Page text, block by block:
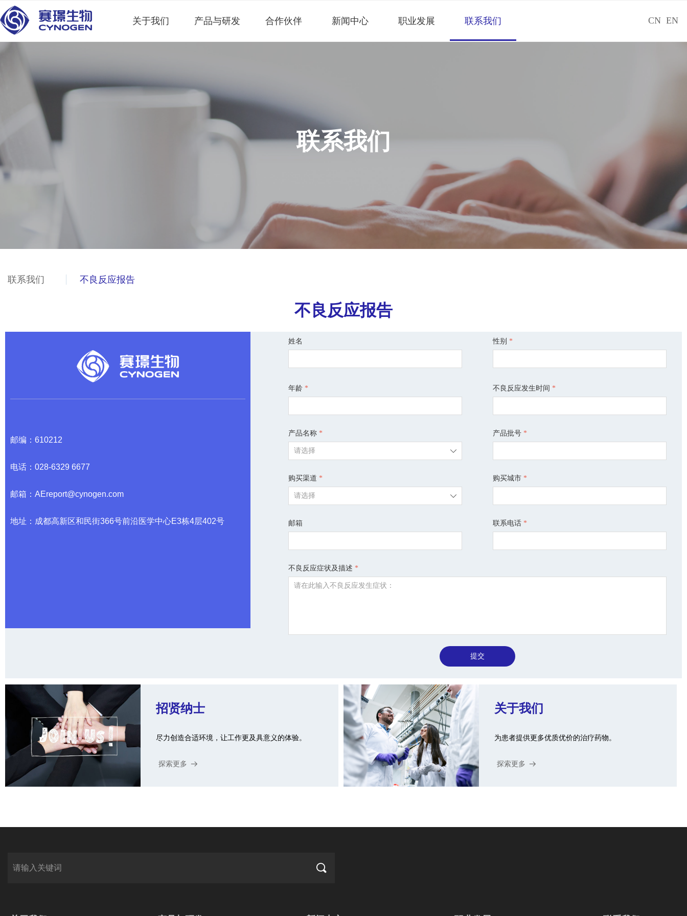
关于我们 产品与研发 合作伙伴 新闻中心 职业发展 联系我们 CN EN
联系我们 不良反应报告
不良反应报告
邮编：610212
电话：028-6329 6677
邮箱：AEreport@cynogen.com
地址：成都高新区和民街366号前沿医学中心E3栋4层402号
姓名 性别 *
年龄 *
产品名称 *
ꄳ
购买渠道 *
ꄳ
邮箱
不良反应发生时间 *
产品批号 *
购买城市 *
联系电话 *
不良反应症状及描述 *
提交
招贤纳士
尽力创造合适环境，让工作更及具意义的体验。
探索更多 뀠
关于我们
为患者提供更多优质优价的治疗药物。
探索更多 뀠
联系我们
끠